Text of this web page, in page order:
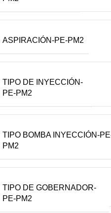
ASPIRACIÓN-PE-PM2
TIPO DE INYECCIÓN-
PE-PM2
TIPO BOMBA INYECCIÓN-
PM2
TIPO DE GOBERNADOR-
PE-PM2